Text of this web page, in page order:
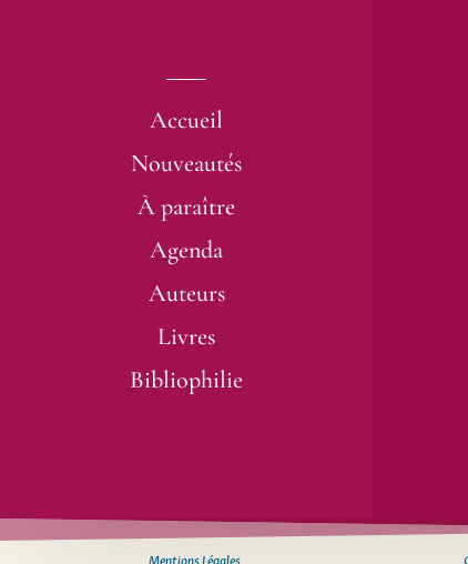
Accueil
Nouveautés
À paraître
Agenda
Auteurs
Livres
Bibliophilie